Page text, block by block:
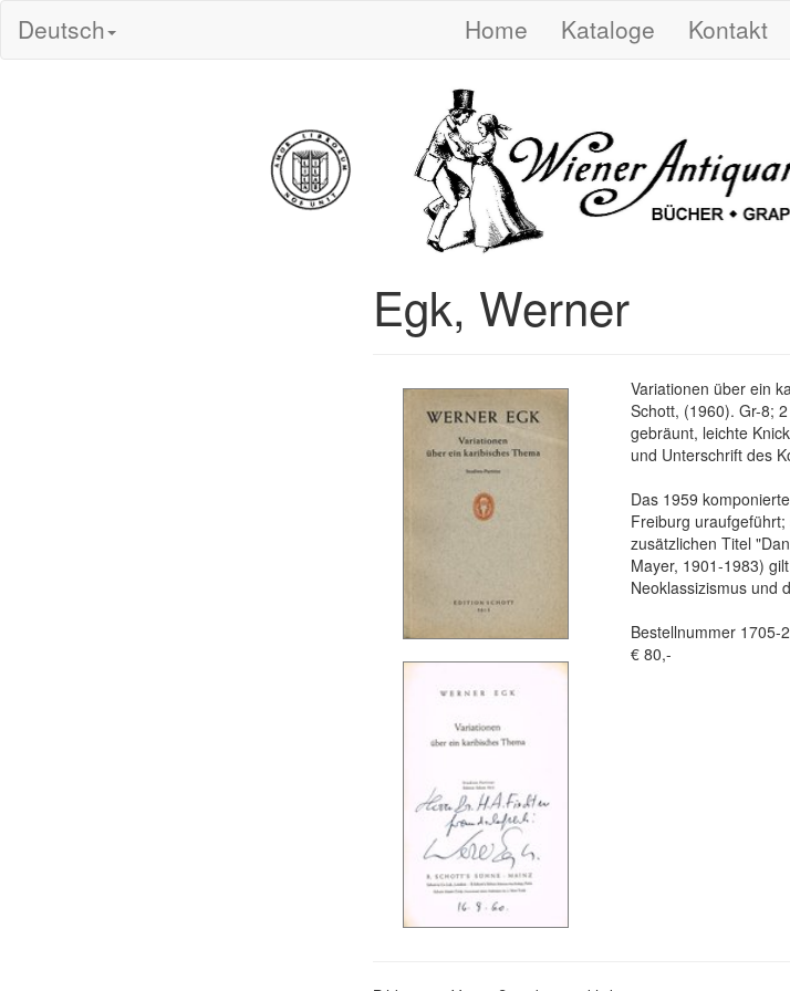
Deutsch Home Kataloge Kontakt
Egk, Werner
Variationen über ein
Schott, (1960). Gr-8;
gebräunt, leichte
und Unterschrift des
Das 1959
Freiburg
zusätzlichen Titel
Mayer, 1901-1983)
Neoklassizismus und
Bestellnummer 1705-
€ 80,-